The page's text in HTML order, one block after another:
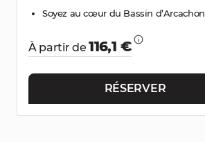
Soyez au cœur du Bassin d’Arcachon
À partir de116,1 €
RÉSERVER